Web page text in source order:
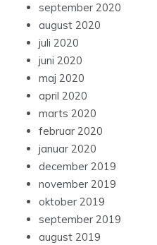
september 2020
august 2020
juli 2020
juni 2020
maj 2020
april 2020
marts 2020
februar 2020
januar 2020
december 2019
november 2019
oktober 2019
september 2019
august 2019